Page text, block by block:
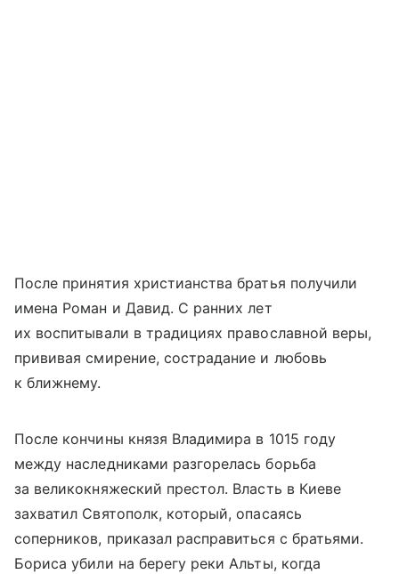
После принятия христианства братья получили
имена Роман и Давид. С ранних лет
их воспитывали в традициях православной веры,
прививая смирение, сострадание и любовь
к ближнему.
После кончины князя Владимира в 1015 году
между наследниками разгорелась борьба
за великокняжеский престол. Власть в Киеве
захватил Святополк, который, опасаясь
соперников, приказал расправиться с братьями.
Бориса убили на берегу реки Альты, когда